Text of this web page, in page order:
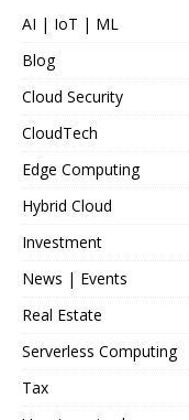
AI | IoT | ML
Blog
Cloud Security
CloudTech
Edge Computing
Hybrid Cloud
Investment
News | Events
Real Estate
Serverless Computing
Tax